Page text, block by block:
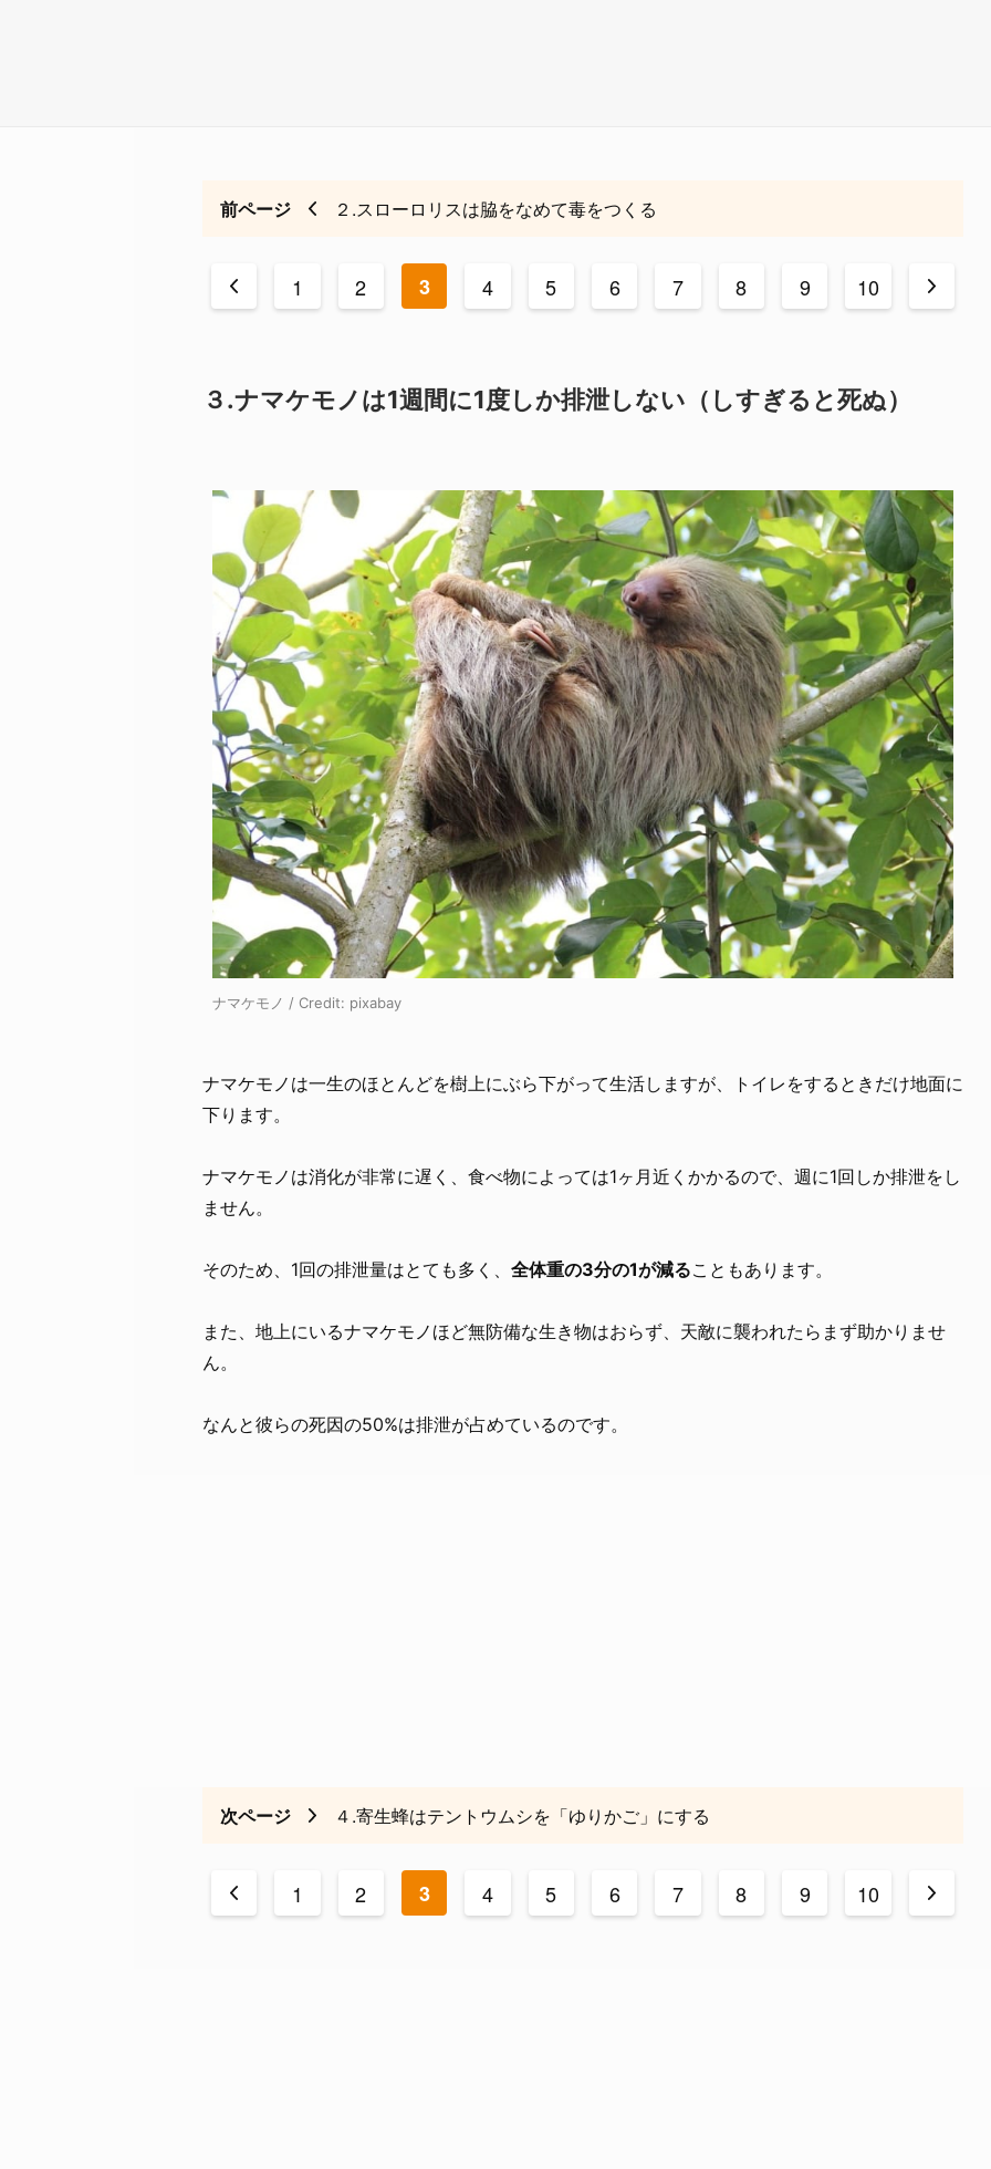
前ページ ２.スローロリスは脇をなめて毒をつくる
< 1 2 3 4 5 6 7 8 9 10 >
３.ナマケモノは1週間に1度しか排泄しない（しすぎると死ぬ）
ナマケモノ / Credit: pixabay
ナマケモノは一生のほとんどを樹上にぶら下がって生活しますが、トイレをするときだけ地面に
下ります。
ナマケモノは消化が非常に遅く、食べ物によっては1ヶ月近くかかるので、週に1回しか排泄をし
ません。
そのため、1回の排泄量はとても多く、 全体重の3分の1が減ることもあります。
また、地上にいるナマケモノほど無防備な生き物はおらず、天敵に襲われたらまず助かりませ
ん。
なんと彼らの死因の50%は排泄が占めているのです。
次ページ ４.寄生蜂はテントウムシを「ゆりかご」にする
< 1 2 3 4 5 6 7 8 9 10 >